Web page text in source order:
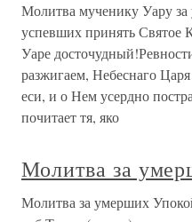
Молитва мученику Уару
успевших принять Святое
Уаре
разжигаем, Небеснаго
еси, и о Нем усердно
почитает тя, яко
Молитва за
Молитва за умерших